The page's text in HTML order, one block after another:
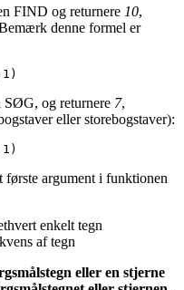
FIND og returnere 10,
denne formel er
SØG, og returnere 7,
eller storebogstaver):
argument i funktionen
enkelt tegn
af tegn
eller en stjerne